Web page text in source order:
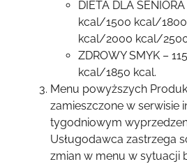
DIETA DLA
kcal/1500 kcal/
kcal/2000 kcal/
ZDROWY SMYK –
kcal/1850 kcal.
Menu powyższych
zamieszczone w serwisie
tygodniowym
Usługodawca zastrzega
zmian w menu w sytuacji